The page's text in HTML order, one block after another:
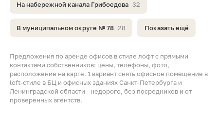
Предложения по аренде офисов в стиле лофт с прямыми
контактами собственников: цены, телефоны, фото,
расположение на карте. 1 вариант снять офисное помещение в
loft-стиле в БЦ и офисных зданиях Санкт-Петербурга и
Ленинградской области - недорого, без посредников и от
проверенных агентств.
На набережной канала Грибоедова 32
В муниципальном округе № 78 28 Показать ещё